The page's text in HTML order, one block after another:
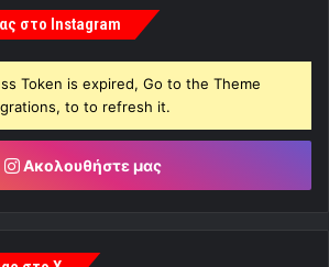
στο Instagram
Token is expired, Go to the Theme
to to refresh it.
Ακολουθήστε μας